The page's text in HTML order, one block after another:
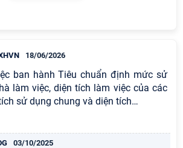
18/06/2026
ban hành Tiêu chuẩn định mức sử
làm việc, diện tích làm việc của các
sử dụng chung và diện tích…
03/10/2025